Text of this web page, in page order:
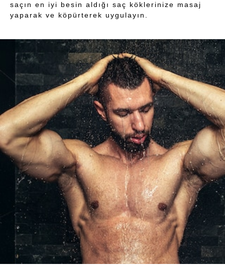
saçın en iyi besin aldığı saç köklerinize masaj
yaparak ve köpürterek uygulayın.